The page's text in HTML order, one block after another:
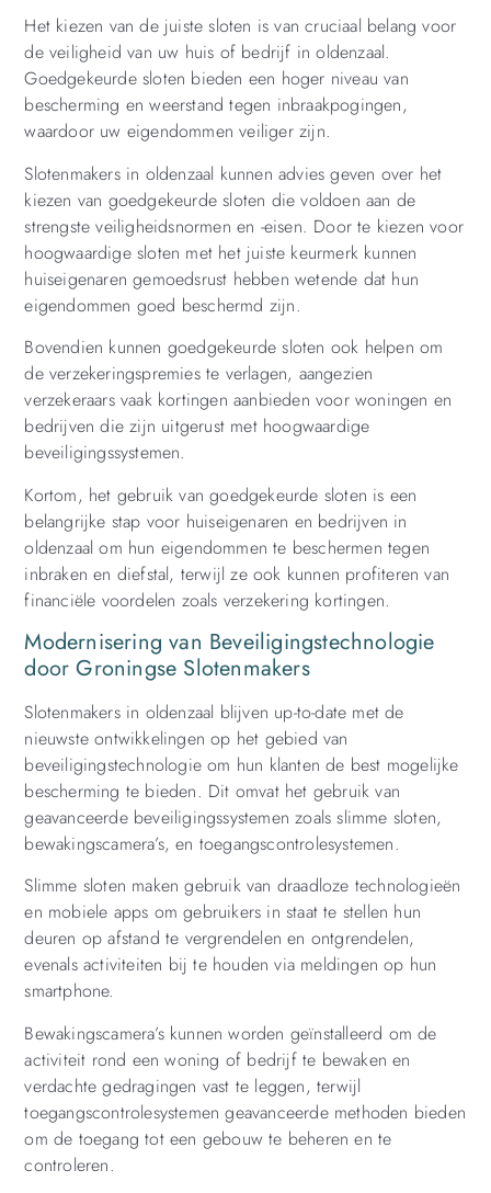
Het kiezen van de juiste sloten is van cruciaal belang voor
de veiligheid van uw huis of bedrijf in oldenzaal.
Goedgekeurde sloten bieden een hoger niveau van
bescherming en weerstand tegen inbraakpogingen,
waardoor uw eigendommen veiliger zijn.
Slotenmakers in oldenzaal kunnen advies geven over het
kiezen van goedgekeurde sloten die voldoen aan de
strengste veiligheidsnormen en -eisen. Door te kiezen voor
hoogwaardige sloten met het juiste keurmerk kunnen
huiseigenaren gemoedsrust hebben wetende dat hun
eigendommen goed beschermd zijn.
Bovendien kunnen goedgekeurde sloten ook helpen om
de verzekeringspremies te verlagen, aangezien
verzekeraars vaak kortingen aanbieden voor woningen en
bedrijven die zijn uitgerust met hoogwaardige
beveiligingssystemen.
Kortom, het gebruik van goedgekeurde sloten is een
belangrijke stap voor huiseigenaren en bedrijven in
oldenzaal om hun eigendommen te beschermen tegen
inbraken en diefstal, terwijl ze ook kunnen profiteren van
financiële voordelen zoals verzekering kortingen.
Modernisering van Beveiligingstechnologie
door Groningse Slotenmakers
Slotenmakers in oldenzaal blijven up-to-date met de
nieuwste ontwikkelingen op het gebied van
beveiligingstechnologie om hun klanten de best mogelijke
bescherming te bieden. Dit omvat het gebruik van
geavanceerde beveiligingssystemen zoals slimme sloten,
bewakingscamera’s, en toegangscontrolesystemen.
Slimme sloten maken gebruik van draadloze technologieën
en mobiele apps om gebruikers in staat te stellen hun
deuren op afstand te vergrendelen en ontgrendelen,
evenals activiteiten bij te houden via meldingen op hun
smartphone.
Bewakingscamera’s kunnen worden geïnstalleerd om de
activiteit rond een woning of bedrijf te bewaken en
verdachte gedragingen vast te leggen, terwijl
toegangscontrolesystemen geavanceerde methoden bieden
om de toegang tot een gebouw te beheren en te
controleren.